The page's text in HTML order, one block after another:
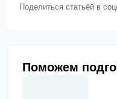
Поделиться статьёй в
Поможем